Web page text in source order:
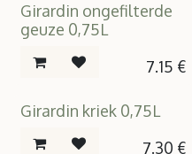
Girardin ongefilterde
geuze 0,75L
7.15 €
Girardin kriek 0,75L
7.30 €